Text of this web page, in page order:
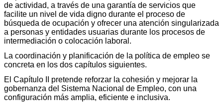
de actividad, a través de una garantía de servicios que
facilite un nivel de vida digno durante el proceso de
búsqueda de ocupación y ofrecer una atención singularizada
a personas y entidades usuarias durante los procesos de
intermediación o colocación laboral.
La coordinación y planificación de la política de empleo se
concreta en los dos capítulos siguientes.
El Capítulo II pretende reforzar la cohesión y mejorar la
gobernanza del Sistema Nacional de Empleo, con una
configuración más amplia, eficiente e inclusiva.